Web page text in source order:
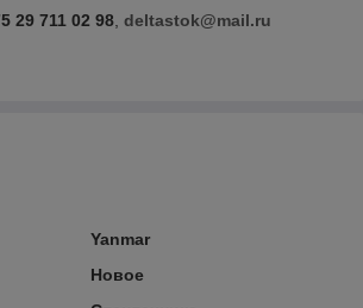
29 711 02 98 deltastok@mail.ru
Yanmar
Новое